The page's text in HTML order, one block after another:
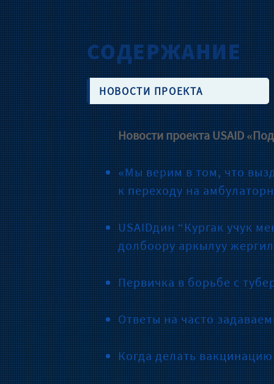
СОДЕРЖАНИЕ
НОВОСТИ ПРОЕКТА
Новости проекта USAID
«Мы верим в том, что
к переходу на
USAIDдин “Кургак учук
долбоору аркылуу
Первичка в борьбе с
Ответы на часто
Когда делать